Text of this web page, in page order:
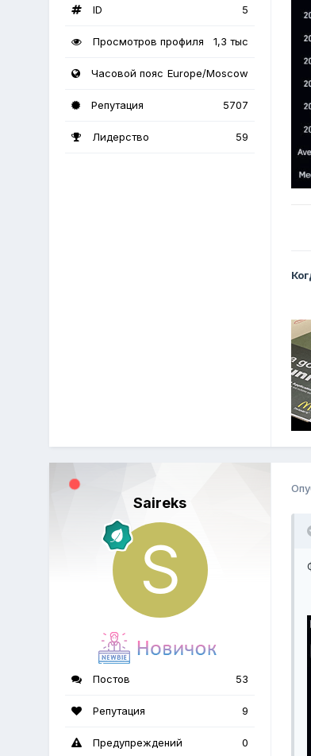
ID 5
Просмотров профиля 1,3 тыс
Часовой пояс Europe/Moscow
Репутация 5707
Лидерство 59
Saireks
Постов 53
Репутация 9
Предупреждений 0